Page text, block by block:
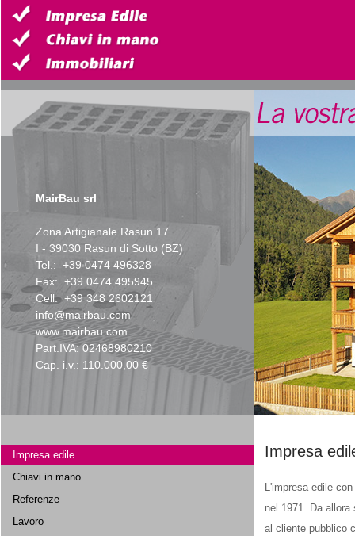
MairBau srl
Zona Artigianale Rasun 17
I - 39030 Rasun di Sotto (BZ)
Tel.: +39 0474 496328
Fax: +39 0474 495945
Cell: +39 348 2602121
info@mairbau.com
www.mairbau.com
Part.IVA: 02468980210
Cap. i.v.: 110.000,00 €
Impresa edile
Chiavi in mano
Referenze
Lavoro
Impresa
L'impresa edile
nel 1971. Da
al cliente pubblico